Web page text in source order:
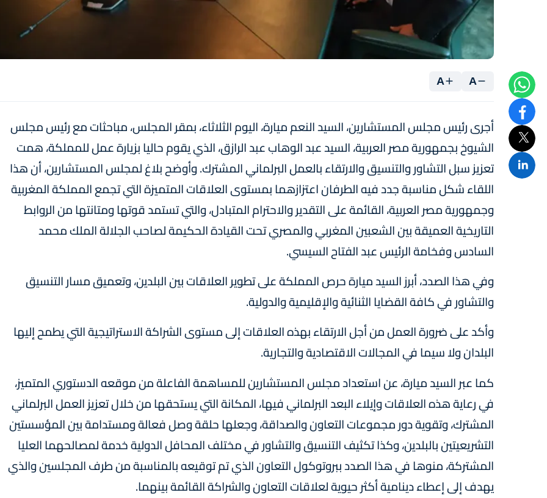
A
A
أجرى رئيس مجلس المستشارين، السيد النعم ميارة، اليوم الثلاثاء، بمقر المجلس، مباحثات مع رئيس مجلس
الشيوخ بجمهورية مصر العربية، السيد عبد الوهاب عبد الرازق، الذي يقوم حاليا بزيارة عمل للمملكة، همت
تعزيز سبل التشاور والتنسيق والارتقاء بالعمل البرلماني المشترك. وأوضح بلاغ لمجلس المستشارين، أن هذا
اللقاء شكل مناسبة جدد فيه الطرفان اعتزازهما بمستوى العلاقات المتميزة التي تجمع المملكة المغربية
وجمهورية مصر العربية، القائمة على التقدير والاحترام المتبادل، والتي تستمد قوتها ومتانتها من الروابط
التاريخية العميقة بين الشعبين المغربي والمصري تحت القيادة الحكيمة لصاحب الجلالة الملك محمد
السادس وفخامة الرئيس عبد الفتاح السيسي.
وفي هذا الصدد، أبرز السيد ميارة حرص المملكة على تطوير العلاقات بين البلدين، وتعميق مسار التنسيق
والتشاور في كافة القضايا الثنائية والإقليمية والدولية.
وأكد على ضرورة العمل من أجل الارتقاء بهذه العلاقات إلى مستوى الشراكة الاستراتيجية التي يطمح إليها
البلدان ولا سيما في المجالات الاقتصادية والتجارية.
كما عبر السيد ميارة، عن استعداد مجلس المستشارين للمساهمة الفاعلة من موقعه الدستوري المتميز،
في رعاية هذه العلاقات وإيلاء البعد البرلماني فيها، المكانة التي يستحقها من خلال تعزيز العمل البرلماني
المشترك، وتقوية دور مجموعات التعاون والصداقة، وجعلها حلقة وصل فعالة ومستدامة بين المؤسستين
التشريعيتين بالبلدين، وكذا تكثيف التنسيق والتشاور في مختلف المحافل الدولية خدمة لمصالحهما العليا
المشتركة، منوها في هذا الصدد ببروتوكول التعاون الذي تم توقيعه بالمناسبة من طرف المجلسين والذي
يهدف إلى إعطاء دينامية أكثر حيوية لعلاقات التعاون والشراكة القائمة بينهما.